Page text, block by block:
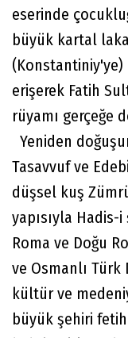
eserinde
büyük kartal
(Konstantiniy'ye)
erişerek Fatih
rüyamı gerçeğe
Yeniden
Tasavvuf ve
düşsel kuş
yapısıyla
Roma ve Doğu
ve Osmanlı
kültür ve
büyük şehiri